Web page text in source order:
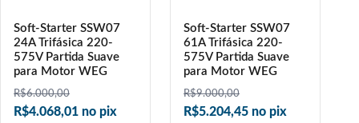
Soft-Starter SSW07
24A Trifásica 220-
575V Partida Suave
para Motor WEG
R$6.000,00
R$4.068,01 no pix
Soft-Starter SSW07
61A Trifásica 220-
575V Partida Suave
para Motor WEG
R$9.000,00
R$5.204,45 no pix